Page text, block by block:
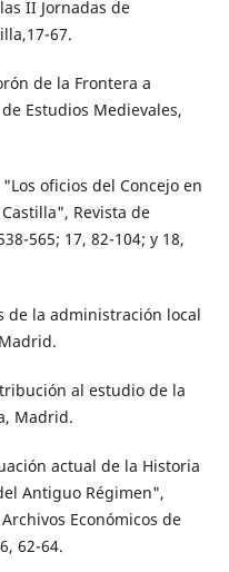
II Jornadas de
67.
de la Frontera a
Estudios Medievales,
oficios del Concejo en
Revista de
565; 17, 82-104; y 18,
de la administración local
al estudio de la
Madrid.
actual de la Historia
Antiguo Régimen",
Económicos de
62-64.